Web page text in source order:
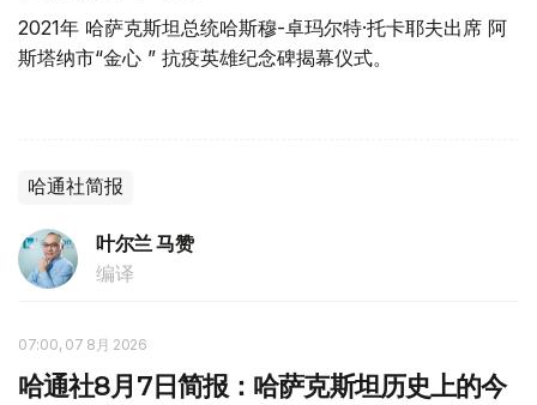
2021年 哈萨克斯坦总统哈斯穆-卓玛尔特·托卡耶夫出席 阿
斯塔纳市“金心 ” 抗疫英雄纪念碑揭幕仪式。
哈通社简报
叶尔兰 马赞
编译
07:00, 07 8月 2026
哈通社8月7日简报：哈萨克斯坦历史上的今